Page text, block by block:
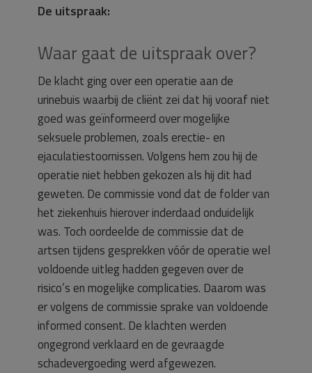
De uitspraak:
Waar gaat de uitspraak over?
De klacht ging over een operatie aan de
urinebuis waarbij de cliënt zei dat hij vooraf niet
goed was geïnformeerd over mogelijke
seksuele problemen, zoals erectie- en
ejaculatiestoornissen. Volgens hem zou hij de
operatie niet hebben gekozen als hij dit had
geweten. De commissie vond dat de folder van
het ziekenhuis hierover inderdaad onduidelijk
was. Toch oordeelde de commissie dat de
artsen tijdens gesprekken vóór de operatie wel
voldoende uitleg hadden gegeven over de
risico’s en mogelijke complicaties. Daarom was
er volgens de commissie sprake van voldoende
informed consent. De klachten werden
ongegrond verklaard en de gevraagde
schadevergoeding werd afgewezen.